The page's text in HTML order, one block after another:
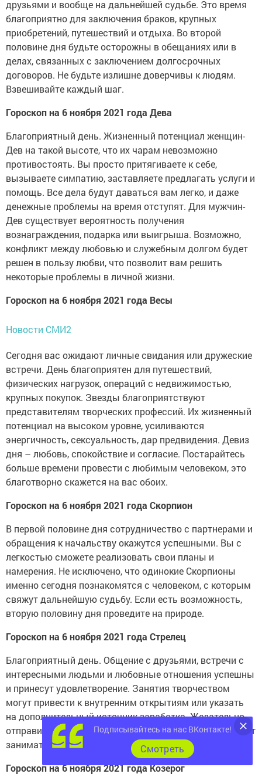
друзьями и вообще на дальнейшей судьбе. Это время
благоприятно для заключения браков, крупных
приобретений, путешествий и отдыха. Во второй
половине дня будьте осторожны в обещаниях или в
делах, связанных с заключением долгосрочных
договоров. Не будьте излишне доверчивы к людям.
Взвешивайте каждый шаг.
Гороскоп на 6 ноября 2021 года Дева
Благоприятный день. Жизненный потенциал женщин-
Дев на такой высоте, что их чарам невозможно
противостоять. Вы просто притягиваете к себе,
вызываете симпатию, заставляете предлагать услуги и
помощь. Все дела будут даваться вам легко, и даже
денежные проблемы на время отступят. Для мужчин-
Дев существует вероятность получения
вознаграждения, подарка или выигрыша. Возможно,
конфликт между любовью и служебным долгом будет
решен в пользу любви, что позволит вам решить
некоторые проблемы в личной жизни.
Гороскоп на 6 ноября 2021 года Весы
Новости СМИ2
Сегодня вас ожидают личные свидания или дружеские
встречи. День благоприятен для путешествий,
физических нагрузок, операций с недвижимостью,
крупных покупок. Звезды благоприятствуют
представителям творческих профессий. Их жизненный
потенциал на высоком уровне, усиливаются
энергичность, сексуальность, дар предвидения. Девиз
дня – любовь, спокойствие и согласие. Постарайтесь
больше времени провести с любимым человеком, это
благотворно скажется на вас обоих.
Гороскоп на 6 ноября 2021 года Скорпион
В первой половине дня сотрудничество с партнерами и
обращения к начальству окажутся успешными. Вы с
легкостью сможете реализовать свои планы и
намерения. Не исключено, что одинокие Скорпионы
именно сегодня познакомятся с человеком, с которым
свяжут дальнейшую судьбу. Если есть возможность,
вторую половину дня проведите на природе.
Гороскоп на 6 ноября 2021 года Стрелец
Благоприятный день. Общение с друзьями, встречи с
интересными людьми и любовные отношения успешны
и принесут удовлетворение. Занятия творчеством
могут привести к внутренним открытиям или указать
на дополнительный источник заработка. Желательно
отправиться в гости или принять гостей у себя. Следует
заниматься только неотложными житейскими делами.
Гороскоп на 6 ноября 2021 года Козерог
Подписывайтесь на нас ВКонтакте!
Cмотреть